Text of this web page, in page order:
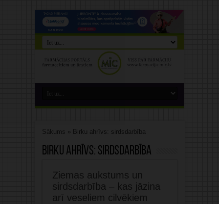
Sākums » Birku ahrīvs: sirdsdarbība
Birku ahrīvs: sirdsdarbība
Ziemas aukstums un
sirdsdarbība – kas jāzina
arī veseliem cilvēkiem